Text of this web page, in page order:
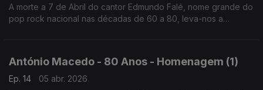
A morte a 7 de Abril do cantor Edmundo Falé, nome grande do
pop rock nacional nas décadas de 60 a 80, leva-nos a
António Macedo - 80 Anos - Homenagem (1)
Ep. 14
05 abr. 2026